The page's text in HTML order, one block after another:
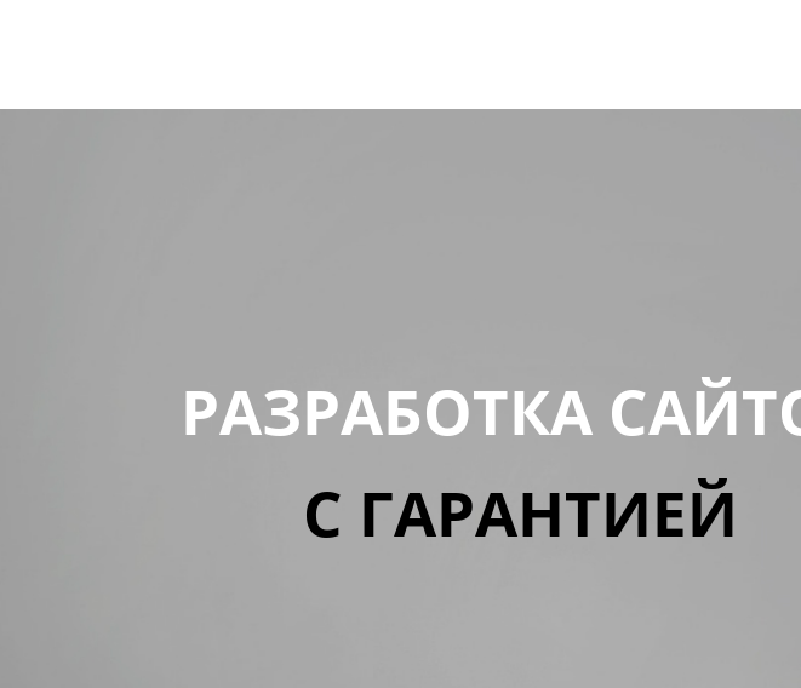
РАЗРАБОТКА
С ГАРАНТИЕЙ